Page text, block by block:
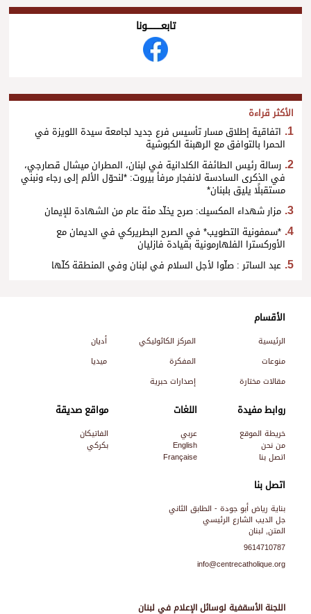
تابعــــــــــونا
الأكثر قراءة
اتفاقية إطلاق مسار تأسيس فرع جديد لجامعة سيدة اللويزة في
الحمرا بالتوافق مع الرهبنة الكبوشية
رسالة رئيس الطائفة الكلدانية في لبنان، المطران ميشال قصارجي،
في الذكرى السادسة لانفجار مرفأ بيروت: *لنحوّل الألم إلى رجاء ونبني
مستقبلًا يليق بلبنان*
مزار شهداء المكسيك: صرح يخلّد مئة عام من الشهادة للإيمان
*سمفونية التطويب* في الصرح البطريركي في الديمان مع
الأوركسترا الفلهارمونية بقيادة فازليان
عبد الساتر : صلّوا لأجل السلام في لبنان وفي المنطقة كلّها
اللجنة الأسقفية لوسائل الإعلام في لبنان
اتصل بنا
بناية رياض أبو جودة - الطابق الثاني
جل الديب الشارع الرئيسي
المتن, لبنان
9614710787
info@centrecatholique.org
الأقسام
الرئيسية المركز الكاثوليكي
أديان
منوعات
المفكرة
ميديا
مقالات مختارة
إصدارات حبرية
روابط مفيدة
خريطة الموقع
من نحن
اتصل بنا
اللغات
عربي
English
Française
مواقع صديقة
الفاتيكان
بكركي